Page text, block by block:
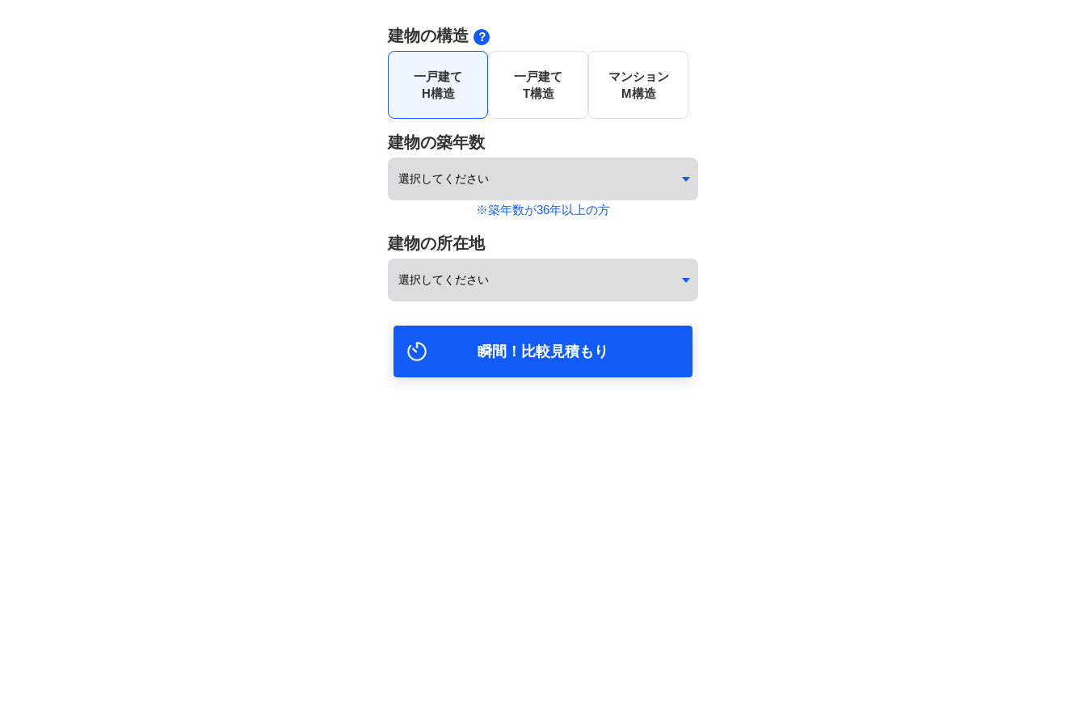
建物の構造
一戸建て
H構造
一戸建て
T構造
マンション
M構造
建物の築年数
※築年数が36年以上の方
建物の所在地
瞬間！比較見積もり